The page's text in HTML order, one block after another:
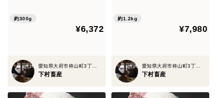
約300g
¥6,372
下村畜産
約1.2kg
¥7,980
下村畜産